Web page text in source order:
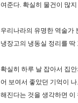
여준다. 확실히 물건이 많
우리나라의 유명한 역술가
냉장고의 냉동실 정리를 딱
확실히 하루 날 잡아서 집
어 보여서 좋았던 기억이
해진다는 것을 생각하면 이